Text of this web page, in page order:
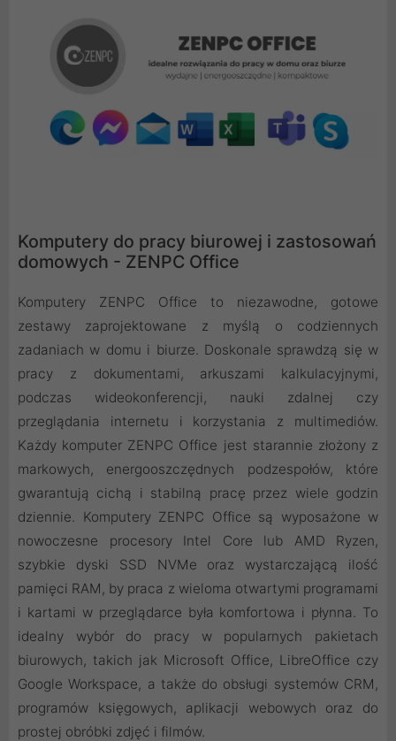
Komputery do pracy biurowej i zastosowań
domowych - ZENPC Office
Komputery ZENPC Office to niezawodne, gotowe
zestawy zaprojektowane z myślą o codziennych
zadaniach w domu i biurze. Doskonale sprawdzą się w
pracy z dokumentami, arkuszami kalkulacyjnymi,
podczas wideokonferencji, nauki zdalnej czy
przeglądania internetu i korzystania z multimediów.
Każdy komputer ZENPC Office jest starannie złożony z
markowych, energooszczędnych podzespołów, które
gwarantują cichą i stabilną pracę przez wiele godzin
dziennie. Komputery ZENPC Office są wyposażone w
nowoczesne procesory Intel Core lub AMD Ryzen,
szybkie dyski SSD NVMe oraz wystarczającą ilość
pamięci RAM, by praca z wieloma otwartymi programami
i kartami w przeglądarce była komfortowa i płynna. To
idealny wybór do pracy w popularnych pakietach
biurowych, takich jak Microsoft Office, LibreOffice czy
Google Workspace, a także do obsługi systemów CRM,
programów księgowych, aplikacji webowych oraz do
prostej obróbki zdjęć i filmów.